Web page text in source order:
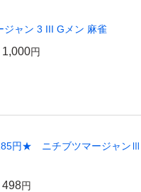
ジャン 3 III Gメン 麻雀
1,000円
円★ ニチブツマージャ
498円